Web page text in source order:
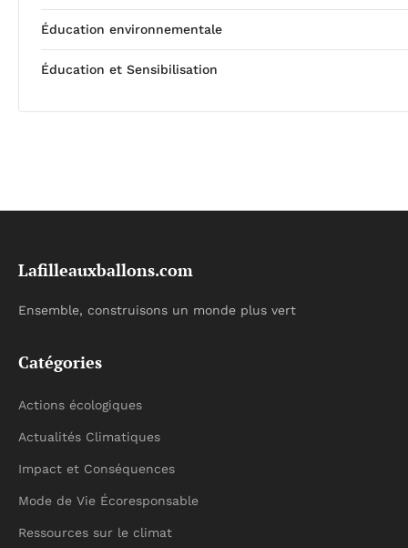
Éducation environnementale
Éducation et Sensibilisation
Lafilleauxballons.com
Ensemble, construisons un monde plus vert
Catégories
Actions écologiques
Actualités Climatiques
Impact et Conséquences
Mode de Vie Écoresponsable
Ressources sur le climat